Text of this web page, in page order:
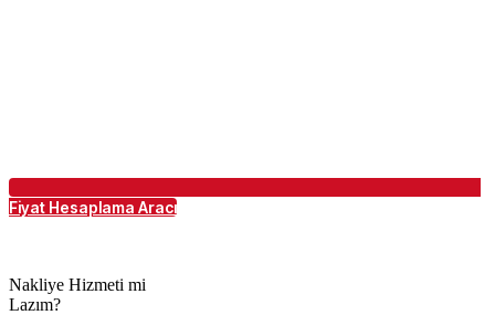
Fiyat Hesaplama Aracı
Nakliye Hizmeti mi
Lazım?